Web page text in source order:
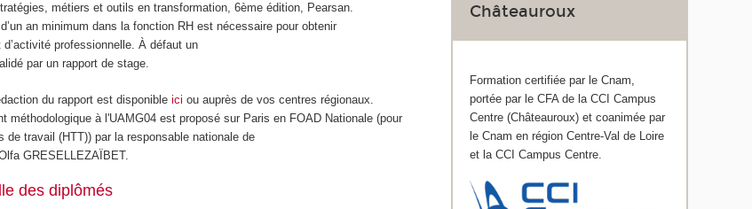
métiers et outils en transformation, 6ème édition, Pearsan.
an minimum dans la fonction RH est nécessaire pour obtenir
professionnelle. À défaut un
par un rapport de stage.
du rapport est disponibleici ou auprès de vos centres régionaux.
méthodologique à l'UAMG04 est proposé sur Paris en FOAD Nationale (pour
travail (HTT)) par la responsable nationale de
GRESELLEZAÏBET.
des diplômés
Châteauroux
Formation certifiée par le Cnam,
portée par le CFA de la CCI Campus
Centre (Châteauroux) et coanimée par
le Cnam en région Centre-Val de Loire
et la CCI Campus Centre.